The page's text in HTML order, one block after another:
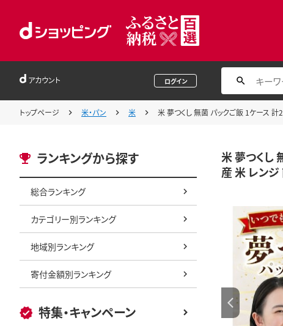
アカウント ログイン
トップページ 米・パン 米 米 夢つくし 無菌 パックご飯 1ケース
ランキングから探す
総合ランキング
カテゴリー別ランキング
地域別ランキング
寄付金額別ランキング
特集・キャンペーン
米 夢つくし
産 米 レン